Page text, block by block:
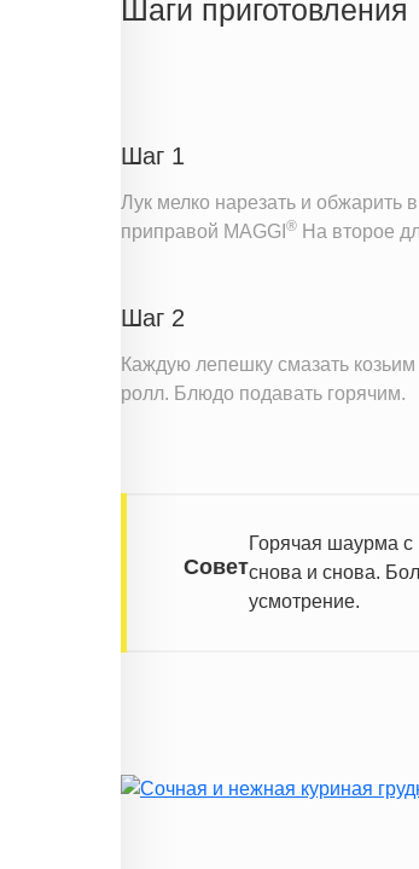
Белки
Шаги приготовления
Шаг 1
Лук мелко нарезать и обжарить
приправой MAGGI ® На второе
Шаг 2
Каждую лепешку смазать
ролл. Блюдо подавать горячим.
Совет
Горячая шаурма с
снова и снова.
усмотрение.